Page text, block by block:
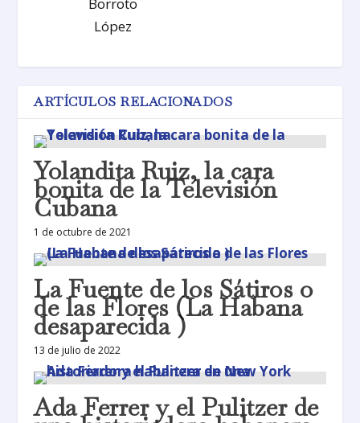
ARTÍCULOS RELACIONADOS
Yolandita Ruiz, la cara
bonita de la Televisión
Cubana
1 de octubre de 2021
La Fuente de los Sátiros o
de las Flores (La Habana
desaparecida )
13 de julio de 2022
Ada Ferrer y el Pulitzer de